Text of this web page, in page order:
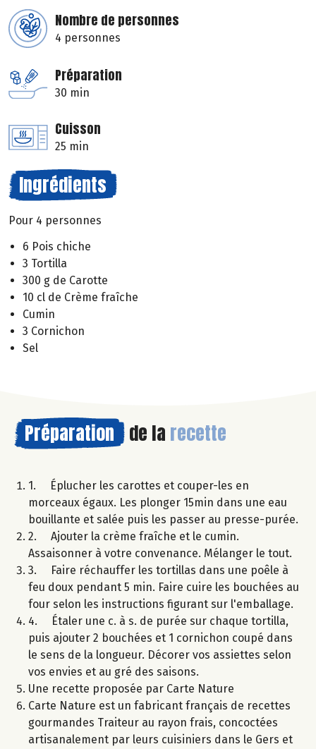
Nombre de personnes
4 personnes
Préparation
30 min
Cuisson
25 min
Ingrédients
Pour 4 personnes
6 Pois chiche
3 Tortilla
300 g de Carotte
10 cl de Crème fraîche
Cumin
3 Cornichon
Sel
Préparation de la recette
1. Éplucher les carottes et couper-les en
morceaux égaux. Les plonger 15min dans une eau
bouillante et salée puis les passer au presse-purée.
2. Ajouter la crème fraîche et le cumin.
Assaisonner à votre convenance. Mélanger le tout.
3. Faire réchauffer les tortillas dans une poêle à
feu doux pendant 5 min. Faire cuire les bouchées au
four selon les instructions figurant sur l'emballage.
4. Étaler une c. à s. de purée sur chaque tortilla,
puis ajouter 2 bouchées et 1 cornichon coupé dans
le sens de la longueur. Décorer vos assiettes selon
vos envies et au gré des saisons.
Une recette proposée par Carte Nature
Carte Nature est un fabricant français de recettes
gourmandes Traiteur au rayon frais, concoctées
artisanalement par leurs cuisiniers dans le Gers et